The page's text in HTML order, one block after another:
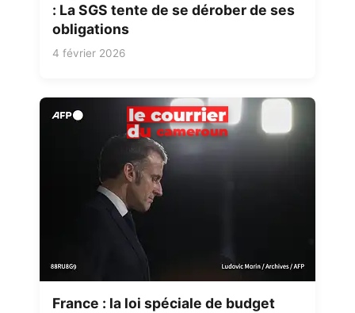
: La SGS tente de se dérober de ses
obligations
4 février 2026
France : la loi spéciale de budget